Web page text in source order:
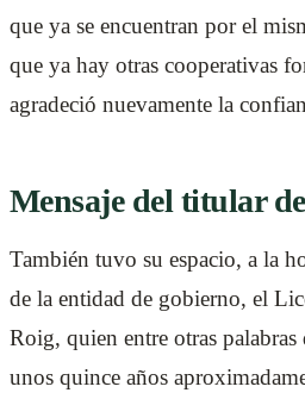
que ya se encuentran por el
que ya hay otras cooperativas
agradeció nuevamente la
Mensaje del titular
También tuvo su espacio, a la
de la entidad de gobierno, el
Roig, quien entre otras palabras
unos quince años